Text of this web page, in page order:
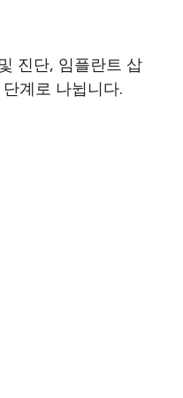
진단, 임플란트 삽
계로 나뉩니다.